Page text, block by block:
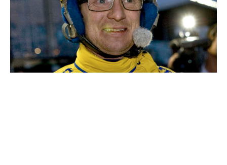
Åby Trav­sällskap
Intresseföreningar
Press